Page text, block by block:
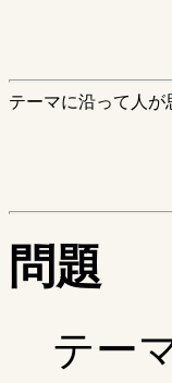
テーマに沿って人
問題
テー